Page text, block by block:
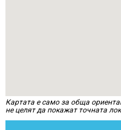
Картата е само за обща
не целят да покажат точната